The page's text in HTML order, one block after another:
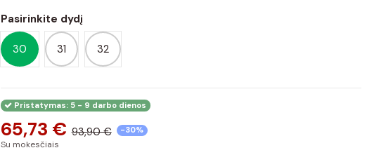
Pasirinkite dydį
30 31 32
Pristatymas: 5 - 9 darbo dienos
65,73 € 93,90 € -30%
Su mokesčiais